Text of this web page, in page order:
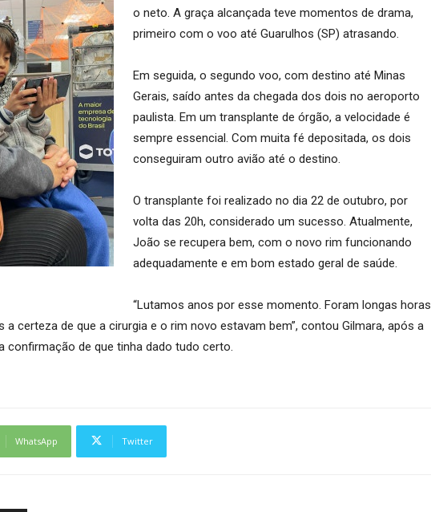
o neto. A graça alcançada teve momentos de drama,
primeiro com o voo até Guarulhos (SP) atrasando.
Em seguida, o segundo voo, com destino até Minas
Gerais, saído antes da chegada dos dois no aeroporto
paulista. Em um transplante de órgão, a velocidade é
sempre essencial. Com muita fé depositada, os dois
conseguiram outro avião até o destino.
O transplante foi realizado no dia 22 de outubro, por
volta das 20h, considerado um sucesso. Atualmente,
João se recupera bem, com o novo rim funcionando
adequadamente e em bom estado geral de saúde.
“Lutamos anos por esse momento. Foram longas horas
a certeza de que a cirurgia e o rim novo estavam bem”, contou Gilmara, após a
a confirmação de que tinha dado tudo certo.
WhatsApp Twitter